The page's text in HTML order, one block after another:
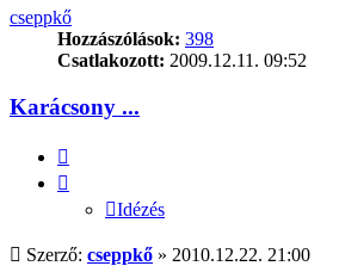
cseppkő
Hozzászólások: 398
Csatlakozott: 2009.12.11. 09:52
Karácsony ...
Idézés
Hozzászólás
Szerző: cseppkő » 2010.12.22. 21:00